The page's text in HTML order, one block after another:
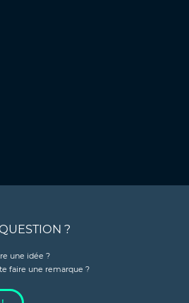
?
une idée ?
faire une remarque ?